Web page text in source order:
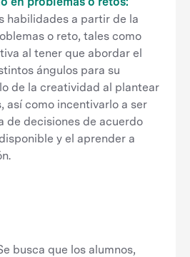
habilidades a partir de la
o reto, tales como
al tener que abordar el
ángulos para su
de la creatividad al plantear
así como incentivarlo a ser
de decisiones de acuerdo
y el aprender a
busca que los alumnos,